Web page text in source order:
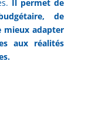
Il permet de
de
mieux adapter
aux réalités